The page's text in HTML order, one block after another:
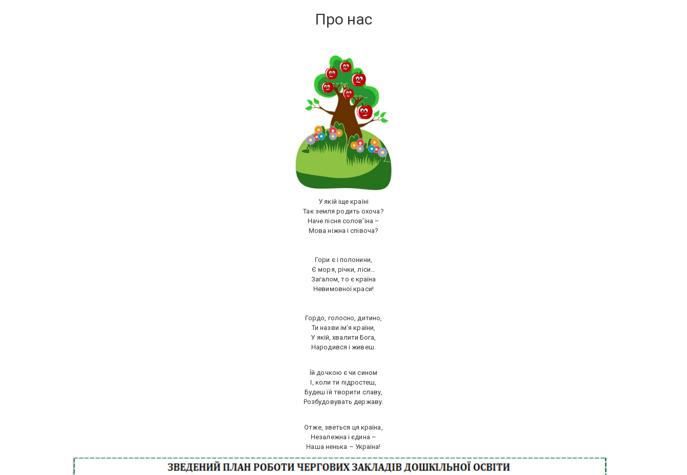
Про нас
У якій іще країні
Так земля родить охоча?
Наче пісня солов’їна –
Мова ніжна і співоча?
Гори є і полонини,
Є моря, річки, ліси…
Загалом, то є країна
Невимовної краси!
Гордо, голосно, дитино,
Ти назви ім’я країни,
У якій, хвалити Бога,
Народився і живеш.
Їй дочкою є чи сином
І, коли ти підростеш,
Будеш їй творити славу,
Розбудовувать державу.
Отже, зветься ця країна,
Незалежна і єдина –
Наша ненька – Україна!